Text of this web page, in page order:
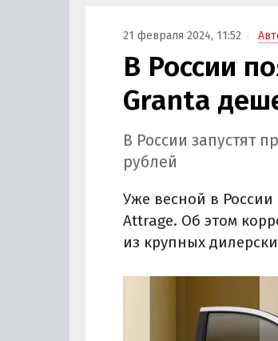
21 февраля 2024, 11:52
В России
Granta
В России запустят
рублей
Уже весной в
Attrage. Об этом
из крупных